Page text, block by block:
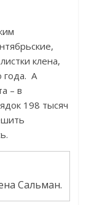
клена,
года. А
– в
198 тысяч
Сальман.